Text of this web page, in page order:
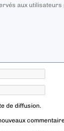
de diffusion.